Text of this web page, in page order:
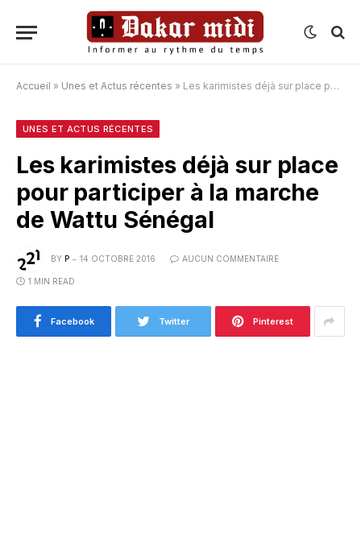
Accueil » Unes et Actus récentes » Les karimistes déjà sur place pour participer à la marche de Wattu Sénégal
UNES ET ACTUS RÉCENTES
Les karimistes déjà sur place
pour participer à la marche
de Wattu Sénégal
BY P 14 OCTOBRE 2016 AUCUN COMMENTAIRE
1 MIN READ
Facebook Twitter Pinterest